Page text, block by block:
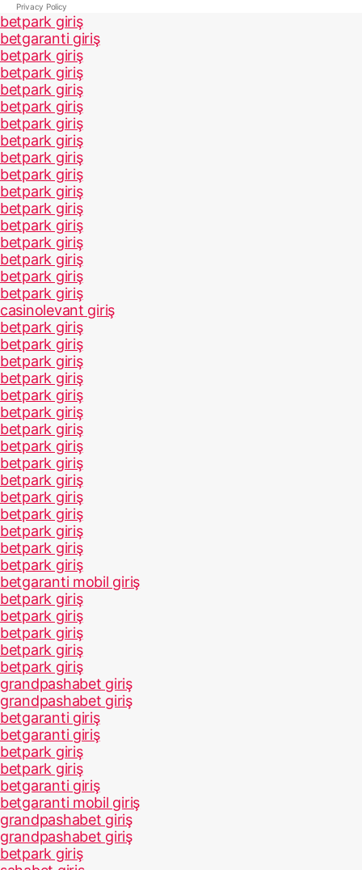
Privacy Policy
betpark giriş
betgaranti giriş
betpark giriş
betpark giriş
betpark giriş
betpark giriş
betpark giriş
betpark giriş
betpark giriş
betpark giriş
betpark giriş
betpark giriş
betpark giriş
betpark giriş
betpark giriş
betpark giriş
betpark giriş
casinolevant giriş
betpark giriş
betpark giriş
betpark giriş
betpark giriş
betpark giriş
betpark giriş
betpark giriş
betpark giriş
betpark giriş
betpark giriş
betpark giriş
betpark giriş
betpark giriş
betpark giriş
betpark giriş
betgaranti mobil giriş
betpark giriş
betpark giriş
betpark giriş
betpark giriş
betpark giriş
grandpashabet giriş
grandpashabet giriş
betgaranti giriş
betgaranti giriş
betpark giriş
betpark giriş
betgaranti giriş
betgaranti mobil giriş
grandpashabet giriş
grandpashabet giriş
betpark giriş